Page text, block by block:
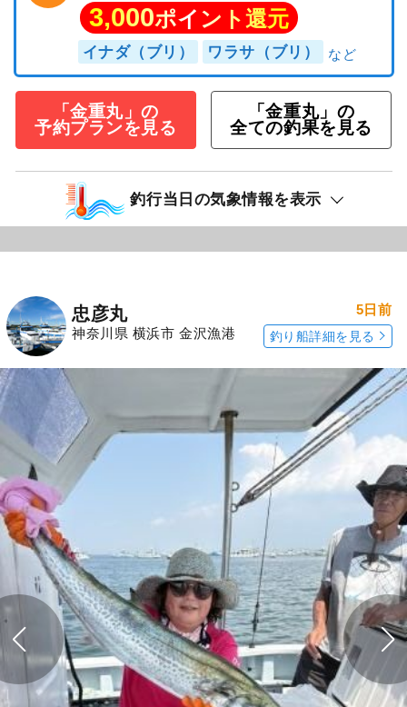
3,000ポイント還元
イナダ（ブリ） ワラサ（ブリ）
「金重丸」の
予約プランを見る
「金重丸」の
全ての釣果を見る
釣行当日の気象情報を表示
忠彦丸
神奈川県 横浜市 金沢漁港
5日前
釣り船詳細を見る